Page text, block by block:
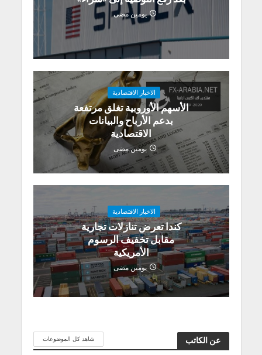
يومين مضى
الاخبار الاقتصادية
الأسهم الأوروبية تغلق مرتفعة
بدعم الأرباح والبيانات
الاقتصادية
يومين مضى
الاخبار الاقتصادية
كندا تعرض تنازلات تجارية
مقابل تخفيف الرسوم
الأمريكية
يومين مضى
عن الكاتب شاهد كل الموضوعات